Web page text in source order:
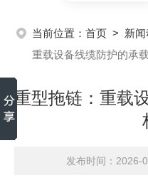
当前位置： 首页 > 新
重载设备线缆防护的承
重型拖链：重载
发布时间：